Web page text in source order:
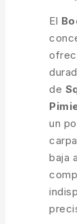
El
de
un
baja